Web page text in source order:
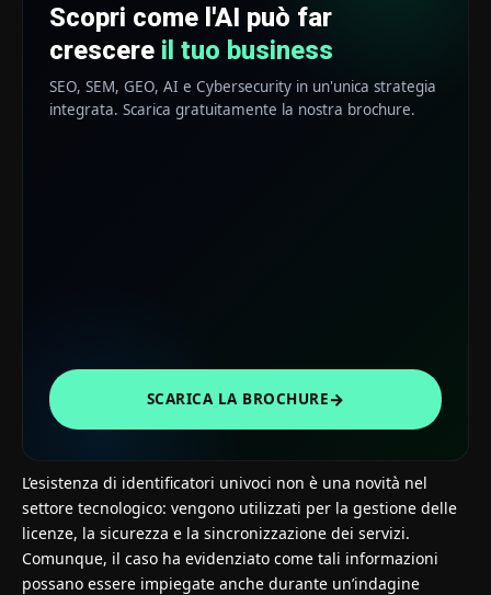
Scopri come l'AI può far
crescere il tuo business
SEO, SEM, GEO, AI e Cybersecurity in un'unica strategia
integrata. Scarica gratuitamente la nostra brochure.
SCARICA LA BROCHURE→
L’esistenza di identificatori univoci non è una novità nel
settore tecnologico: vengono utilizzati per la gestione delle
licenze, la sicurezza e la sincronizzazione dei servizi.
Comunque, il caso ha evidenziato come tali informazioni
possano essere impiegate anche durante un’indagine